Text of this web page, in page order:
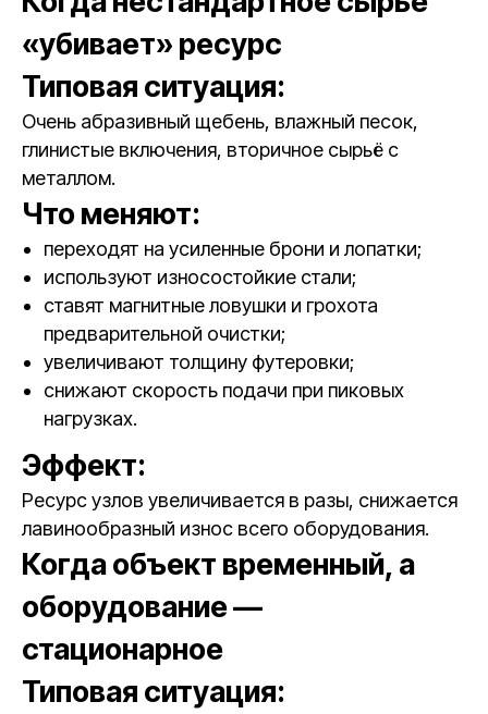
«убивает» ресурс
Типовая ситуация:
Очень абразивный щебень, влажный песок,
глинистые включения, вторичное сырьё с
металлом.
Что меняют:
переходят на усиленные брони и лопатки;
используют износостойкие стали;
ставят магнитные ловушки и грохота
предварительной очистки;
увеличивают толщину футеровки;
снижают скорость подачи при пиковых
нагрузках.
Эффект:
Ресурс узлов увеличивается в разы, снижается
лавинообразный износ всего оборудования.
Когда объект временный, а
оборудование —
стационарное
Типовая ситуация: